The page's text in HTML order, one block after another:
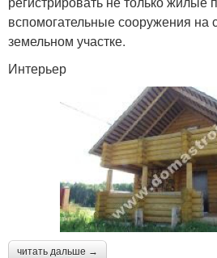
вспомогательные сооружения на
земельном участке.
Интерьер
читать дальше →